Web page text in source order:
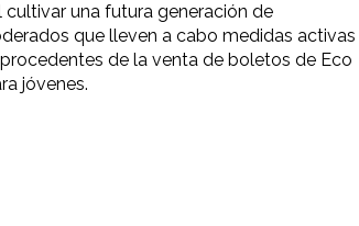
una futura generación de
que lleven a cabo medidas activas
de la venta de boletos de Eco
jóvenes.